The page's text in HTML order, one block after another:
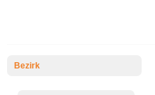
Bezirk